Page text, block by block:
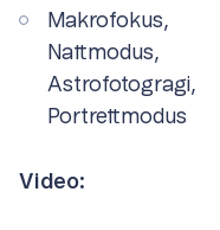
Makrofokus,
Nattmodus,
Astrofotogragi,
Portrettmodus
Video: